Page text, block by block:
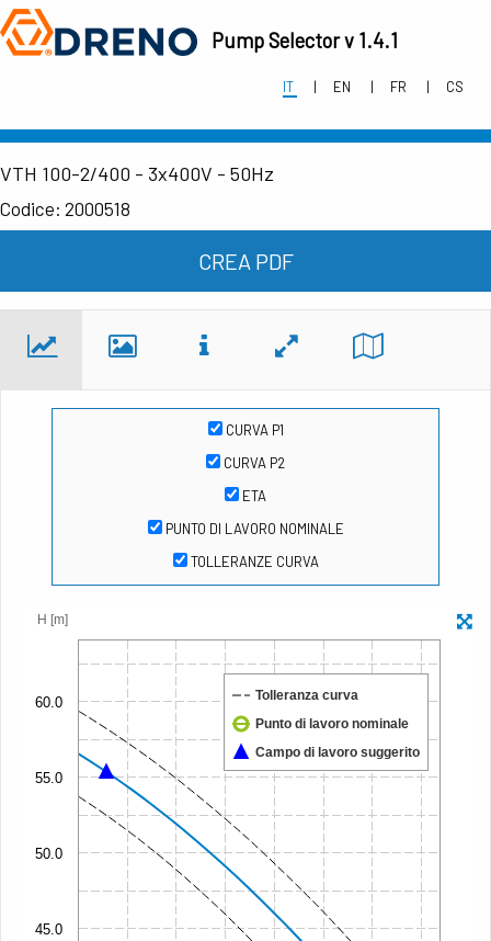
Pump Selector v 1.4.1
IT EN FR CS
VTH 100-2/400 - 3x400V - 50Hz
Codice: 2000518
CREA PDF
CURVA P1
CURVA P2
ETA
PUNTO DI LAVORO NOMINALE
TOLLERANZE CURVA
H [m]
Tolleranza curva
Punto di lavoro nominale
Campo di lavoro suggerito
45.0
50.0
55.0
60.0